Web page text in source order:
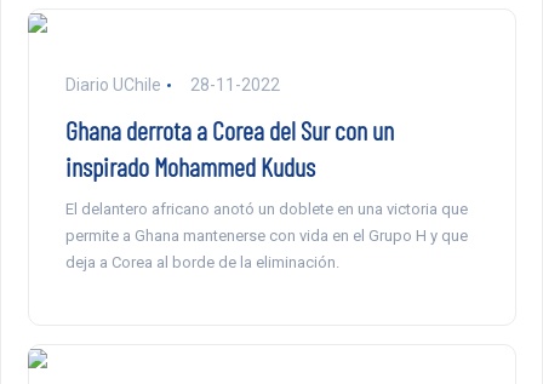
Diario UChile 28-11-2022
Ghana derrota a Corea del Sur con un
inspirado Mohammed Kudus
El delantero africano anotó un doblete en una victoria que
permite a Ghana mantenerse con vida en el Grupo H y que
deja a Corea al borde de la eliminación.